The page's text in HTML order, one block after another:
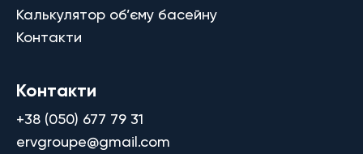
Калькулятор об’єму басейну
Контакти
Контакти
+38 (050) 677 79 31
ervgroupe@gmail.com